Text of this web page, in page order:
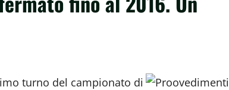
turno del campionato di